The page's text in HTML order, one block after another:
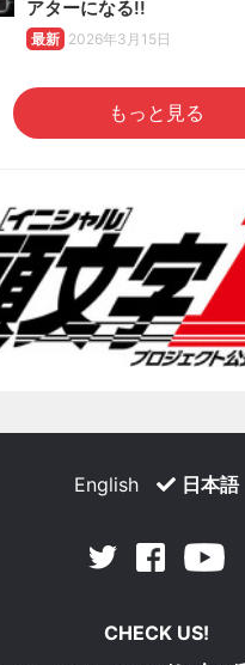
アターになる!!
最新 2026年3月15日
もっと見る
English 日本語
Twitter Facebook
CHECK US!